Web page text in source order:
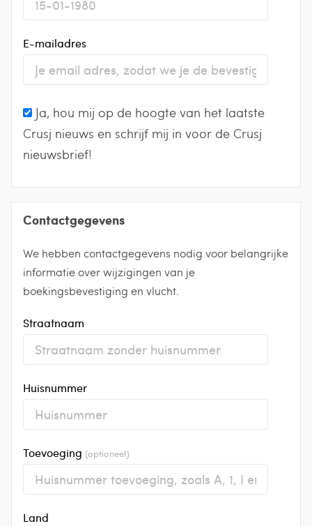
E-mailadres
Ja, hou mij op de hoogte van het laatste
Crusj nieuws en schrijf mij in voor de Crusj
nieuwsbrief!
Contactgegevens
We hebben contactgegevens nodig voor belangrijke
informatie over wijzigingen van je
boekingsbevestiging en vlucht.
Straatnaam
Huisnummer
Toevoeging (optioneel)
Land